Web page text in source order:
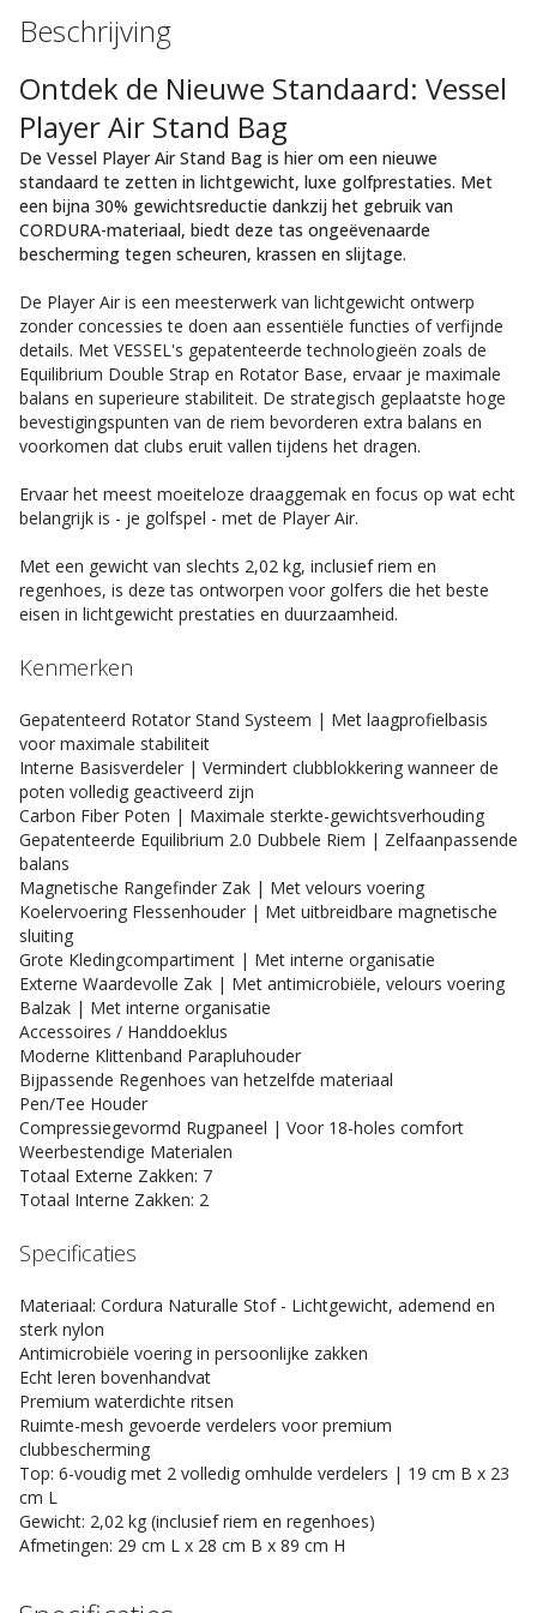
Beschrijving
Ontdek de Nieuwe Standaard: Vessel
Player Air Stand Bag
De Vessel Player Air Stand Bag is hier om een nieuwe
standaard te zetten in lichtgewicht, luxe golfprestaties. Met
een bijna 30% gewichtsreductie dankzij het gebruik van
CORDURA-materiaal, biedt deze tas ongeëvenaarde
bescherming tegen scheuren, krassen en slijtage.
De Player Air is een meesterwerk van lichtgewicht ontwerp
zonder concessies te doen aan essentiële functies of verfijnde
details. Met VESSEL's gepatenteerde technologieën zoals de
Equilibrium Double Strap en Rotator Base, ervaar je maximale
balans en superieure stabiliteit. De strategisch geplaatste hoge
bevestigingspunten van de riem bevorderen extra balans en
voorkomen dat clubs eruit vallen tijdens het dragen.
Ervaar het meest moeiteloze draaggemak en focus op wat echt
belangrijk is - je golfspel - met de Player Air.
Met een gewicht van slechts 2,02 kg, inclusief riem en
regenhoes, is deze tas ontworpen voor golfers die het beste
eisen in lichtgewicht prestaties en duurzaamheid.
Kenmerken
Gepatenteerd Rotator Stand Systeem | Met laagprofielbasis
voor maximale stabiliteit
Interne Basisverdeler | Vermindert clubblokkering wanneer de
poten volledig geactiveerd zijn
Carbon Fiber Poten | Maximale sterkte-gewichtsverhouding
Gepatenteerde Equilibrium 2.0 Dubbele Riem | Zelfaanpassende
balans
Magnetische Rangefinder Zak | Met velours voering
Koelervoering Flessenhouder | Met uitbreidbare magnetische
sluiting
Grote Kledingcompartiment | Met interne organisatie
Externe Waardevolle Zak | Met antimicrobiële, velours voering
Balzak | Met interne organisatie
Accessoires / Handdoeklus
Moderne Klittenband Parapluhouder
Bijpassende Regenhoes van hetzelfde materiaal
Pen/Tee Houder
Compressiegevormd Rugpaneel | Voor 18-holes comfort
Weerbestendige Materialen
Totaal Externe Zakken: 7
Totaal Interne Zakken: 2
Specificaties
Materiaal: Cordura Naturalle Stof - Lichtgewicht, ademend en
sterk nylon
Antimicrobiële voering in persoonlijke zakken
Echt leren bovenhandvat
Premium waterdichte ritsen
Ruimte-mesh gevoerde verdelers voor premium
clubbescherming
Top: 6-voudig met 2 volledig omhulde verdelers | 19 cm B x 23
cm L
Gewicht: 2,02 kg (inclusief riem en regenhoes)
Afmetingen: 29 cm L x 28 cm B x 89 cm H